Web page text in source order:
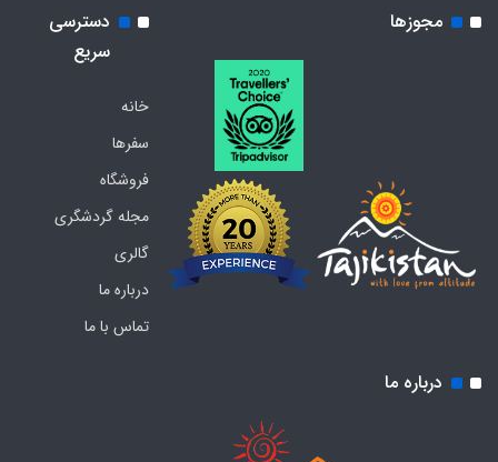
مجوزها
دسترسی
سریع
خانه
سفرها
فروشگاه
مجله گردشگری
گالری
درباره ما
تماس با ما
درباره ما